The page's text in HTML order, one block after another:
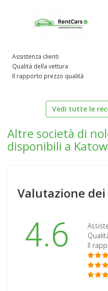
Assistenza clienti
Qualità della vettura
Il rapporto prezzo qualità
Vedi tutte le
Altre società di
disponibili a
Valutazione
4.6
Il